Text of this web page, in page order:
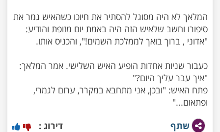
המלאך לא היה מסוגל להסתיר את חיוכו כשהאיש גמר את
סיפורו וחשב שלאיש הזה היה באמת יום מזופת והודיע:
כעבור שניות אחדות הופיע האיש השלישי. אמר המלאך:
פתח האיש: "ובכן, אני מתחבא במקרר, ערום לגמרי,
ופתאום..."
שתף
דירוג :